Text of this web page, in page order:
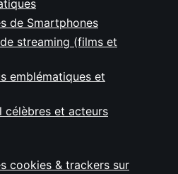
de Smartphones
streaming (films et
emblématiques et
célèbres et acteurs
cookies & trackers sur